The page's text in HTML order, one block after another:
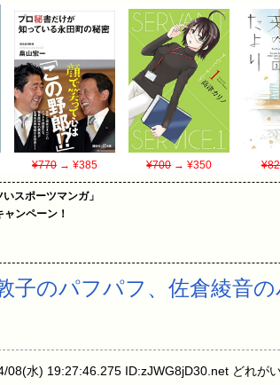
¥770→ ¥385 ¥700→ ¥350
スポーツマンガ」
ンペーン！
子のパフパフ、佐倉綾音
水) 19:27:46.275 ID:zJWG8jD30.net どれが